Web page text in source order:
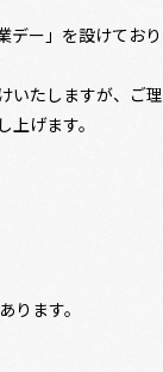
デー」を設けており
いたしますが、ご理
げます。
ます。